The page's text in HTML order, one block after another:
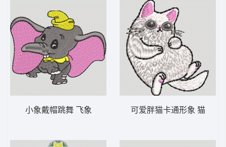
小象戴帽跳舞 飞象 可爱胖猫卡通形象 猫